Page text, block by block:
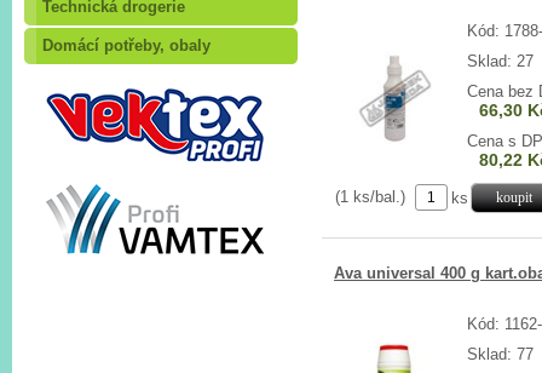
Technická drogerie
Domácí potřeby, obaly
Kód:
Sklad: 27
Cena bez
66,30
Cena s
80,22
(1 ks/bal.) ks
Ava universal 400 g
Kód:
Sklad: 77